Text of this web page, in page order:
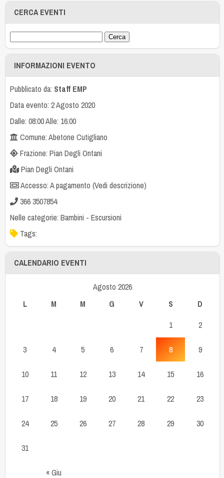
CERCA EVENTI
INFORMAZIONI EVENTO
Pubblicato da: Staff EMP
Data evento: 2 Agosto 2020
Dalle: 08:00 Alle: 16:00
Comune: Abetone Cutigliano
Frazione: Pian Degli Ontani
Pian Degli Ontani
Accesso: A pagamento (Vedi descrizione)
366 3507854
Nelle categorie: Bambini - Escursioni
Tags:
CALENDARIO EVENTI
Agosto 2026
L
M M G V S D
« Giu
1 2
3 4 5 6 7 8 9
10 11 12 13 14 15 16
17 18 19 20 21 22 23
24 25 26 27 28 29 30
31